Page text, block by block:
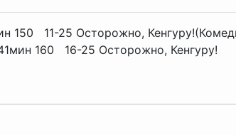
150 11-25 Осторожно,
160 16-25 Осторожно, Кенгуру!